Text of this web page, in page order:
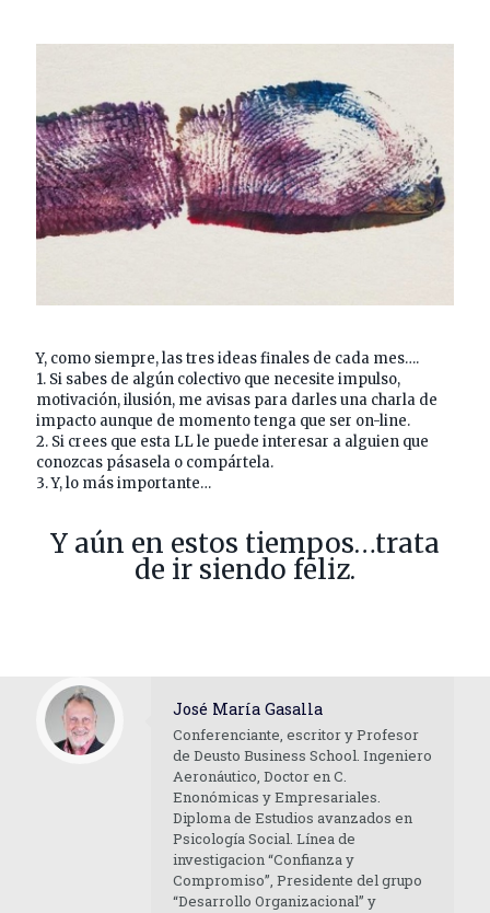
Y, como siempre, las tres ideas finales de cada mes….
1. Si sabes de algún colectivo que necesite impulso,
motivación, ilusión, me avisas para darles una charla de
impacto aunque de momento tenga que ser on-line.
2. Si crees que esta LL le puede interesar a alguien que
conozcas pásasela o compártela.
3. Y, lo más importante…
Y aún en estos tiempos…trata
de ir siendo feliz.
José María Gasalla
Conferenciante, escritor y Profesor
de Deusto Business School. Ingeniero
Aeronáutico, Doctor en C.
Enonómicas y Empresariales.
Diploma de Estudios avanzados en
Psicología Social. Línea de
investigacion “Confianza y
Compromiso”, Presidente del grupo
“Desarrollo Organizacional” y